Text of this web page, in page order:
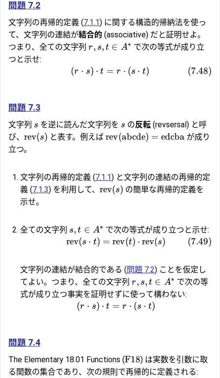
問題 7.2
文字列の再帰的定義 (7.1.1) に関する構造的帰納法を使っ
て、文字列の連結が結合的 (associative) だと証明せよ。
つまり、全ての文字列 r, s, t ∈ A∗ で次の等式が成り立
つと示せ:
(r ⋅ s) ⋅ t = r ⋅ (s ⋅ t) (7.48)
問題 7.3
文字列 s を逆に読んだ文字列を s の反転 (revsersal) と呼
び、 rev(s) と表す。例えばrev(abcde) = edcba が成り
立つ。
文字列の再帰的定義 (7.1.1) と文字列の連結の再帰的定
義 (7.1.3) を利用して、 rev(s) の簡単な再帰的定義を
示せ。
全ての文字列 s, t ∈ A∗ で次の等式が成り立つと示せ:
rev(s ⋅ t) = rev(t) ⋅ rev(s) (7.49)
文字列の連結が結合的である (問題 7.2) ことを仮定し
てよい。つまり、全ての文字列 r, s, t ∈ A∗ で次の等
式が成り立つ事実を証明せずに使って構わない:
(r ⋅ s) ⋅ t = r ⋅ (s ⋅ t)
問題 7.4
The Elementary 18.01 Functions (F18) は実数を引数に取
る関数の集合であり、次の規則で再帰的に定義される: